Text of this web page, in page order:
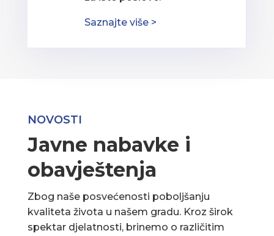
Saznajte više >
NOVOSTI
Javne nabavke i
obavještenja
Zbog naše posvećenosti poboljšanju
kvaliteta života u našem gradu. Kroz širok
spektar djelatnosti, brinemo o različitim